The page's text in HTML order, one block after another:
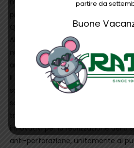
morbida microfibra effetto Nabuk, in
protezione S3 SRC CI ESD.
Queste Scarpe da lavoro basse,
Aluminium leggero, montano una
nuova generazione in mescola PU
antiolio, antiscivolo e antistatica.
Il nuovissimo sistema anti-
sottopiede tessile antiforo, rende
scarpe da lavoro più leggere
tradizionali. Infatti, lutilizzo di
innovativi per la realizzazione della
anti-perforazione, unitamente al
partire da
Buone